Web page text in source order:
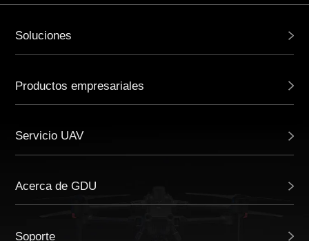
Soluciones
Productos empresariales
Servicio UAV
Acerca de GDU
Soporte